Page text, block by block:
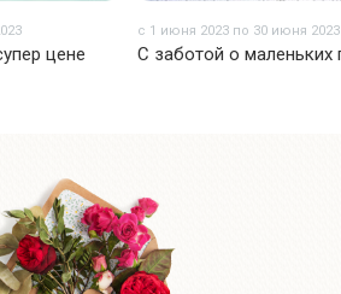
цене
с 1 июня 2023 по 30 июня 2023
С заботой о маленьких